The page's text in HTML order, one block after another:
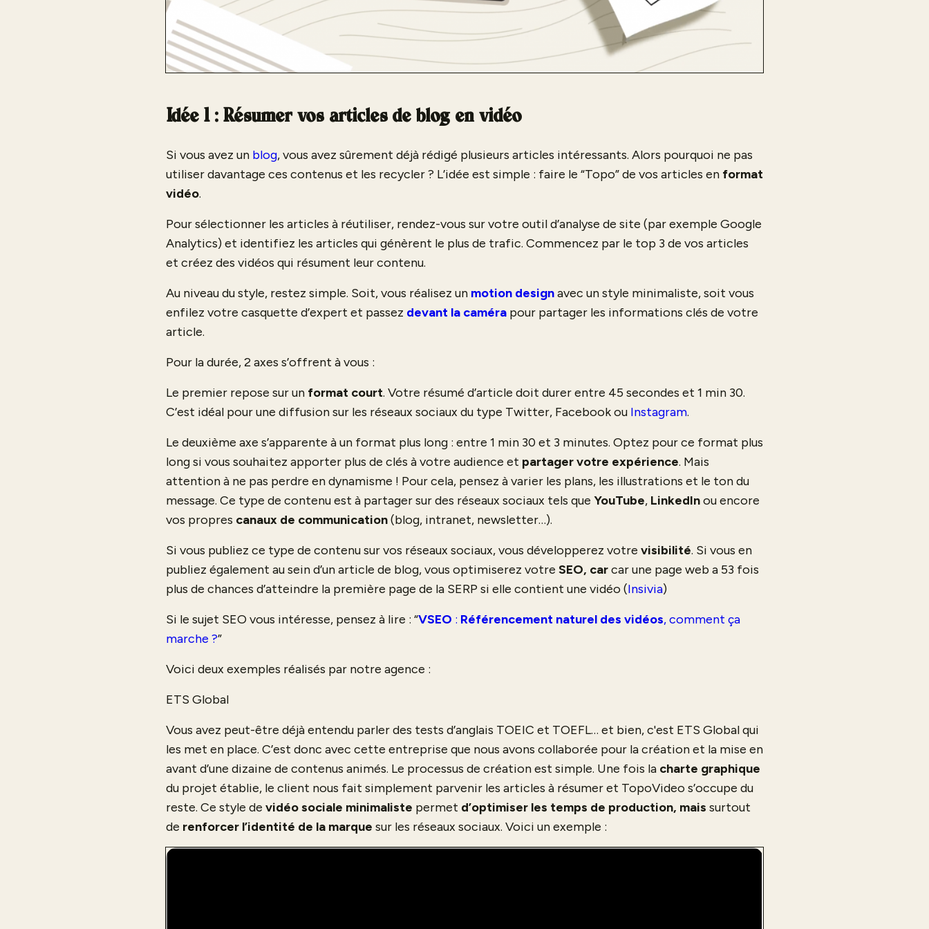
Idée 1 : Résumer vos articles de blog en vidéo
Si vous avez un blog, vous avez sûrement déjà rédigé plusieurs articles intéressants. Alors pourquoi ne pas
utiliser davantage ces contenus et les recycler ? L’idée est simple : faire le “Topo” de vos articles en format
vidéo.
Pour sélectionner les articles à réutiliser, rendez-vous sur votre outil d’analyse de site (par exemple Google
Analytics) et identifiez les articles qui génèrent le plus de trafic. Commencez par le top 3 de vos articles
et créez des vidéos qui résument leur contenu.
Au niveau du style, restez simple. Soit, vous réalisez un motion designavec un style minimaliste, soit vous
enfilez votre casquette d’expert et passez devant la caméra pour partager les informations clés de votre
article.
Pour la durée, 2 axes s’offrent à vous :
Le premier repose sur un format court. Votre résumé d’article doit durer entre 45 secondes et 1 min 30.
C’est idéal pour une diffusion sur les réseaux sociaux du type Twitter, Facebook ou Instagram.
Le deuxième axe s’apparente à un format plus long : entre 1 min 30 et 3 minutes. Optez pour ce format plus
long si vous souhaitez apporter plus de clés à votre audience et partager votre expérience. Mais
attention à ne pas perdre en dynamisme ! Pour cela, pensez à varier les plans, les illustrations et le ton du
message. Ce type de contenu est à partager sur des réseaux sociaux tels que YouTube, LinkedInou encore
vos propres canaux de communication(blog, intranet, newsletter…).
Si vous publiez ce type de contenu sur vos réseaux sociaux, vous développerez votre visibilité. Si vous en
publiez également au sein d’un article de blog, vous optimiserez votre SEO, carcar une page web a 53 fois
plus de chances d’atteindre la première page de la SERP si elle contient une vidéo (Insivia)
Si le sujet SEO vous intéresse, pensez à lire : “VSEO : Référencement naturel des vidéos, comment ça
marche ?”
Voici deux exemples réalisés par notre agence :
ETS Global
Vous avez peut-être déjà entendu parler des tests d’anglais TOEIC et TOEFL… et bien, c'est ETS Global qui
les met en place. C’est donc avec cette entreprise que nous avons collaborée pour la création et la mise en
avant d’une dizaine de contenus animés. Le processus de création est simple. Une fois la charte graphique
du projet établie, le client nous fait simplement parvenir les articles à résumer et TopoVideo s’occupe du
reste. Ce style de vidéo sociale minimaliste permet d’optimiser les temps de production, mais surtout
de renforcer l’identité de la marque sur les réseaux sociaux. Voici un exemple :